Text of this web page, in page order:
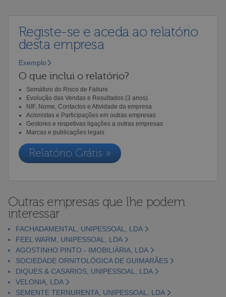
Registe-se e aceda ao relatório
desta empresa
Exemplo
O que inclui o relatório?
Semáforo do Risco de Failure
Evolução das Vendas e Resultados (3 anos)
NIF, Nome, Contactos e Atividade da empresa
Acionistas e Participações em outras empresas
Gestores e respetivas ligações a outras empresas
Marcas e publicações legais
Relatório Grátis »
Outras empresas que lhe podem
interessar
FACHADAMENTAL, UNIPESSOAL, LDA
FEEL WARM, UNIPESSOAL, LDA
AGOSTINHO PINTO - IMOBILIÁRIA, LDA
SOCIEDADE ORNITOLÓGICA DE GUIMARÃES
DIQUES & CASARIOS, UNIPESSOAL, LDA
VELONIA, LDA
SEMENTE TERNURENTA, UNIPESSOAL, LDA